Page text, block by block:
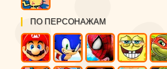
ПО ПЕРСОНАЖАМ